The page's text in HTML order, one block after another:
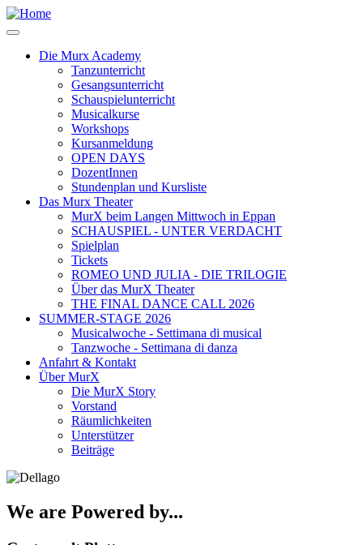
Salta
al
principale
navigation
Die Murx Academy
Tanzunterricht
Gesangsunterricht
Schauspielunterricht
Musicalkurse
Workshops
Kursanmeldung
OPEN DAYS
DozentInnen
Stundenplan und Kursliste
Das Murx Theater
MurX beim Langen Mittwoch in Eppan
SCHAUSPIEL - UNTER VERDACHT
Spielplan
Tickets
ROMEO UND JULIA - DIE TRILOGIE
Über das MurX Theater
THE FINAL DANCE CALL 2026
SUMMER-STAGE 2026
Musicalwoche - Settimana di musical
Tanzwoche - Settimana di danza
Anfahrt & Kontakt
Über MurX
Die MurX Story
Vorstand
Räumlichkeiten
Unterstützer
Beiträge
We are Powered by...